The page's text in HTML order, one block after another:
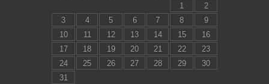
1
2
3
4 5 6 7 8
9
10
11 12 13 14 15
16
17
18 19 20 21 22
23
24
25 26 27 28 29
30
31